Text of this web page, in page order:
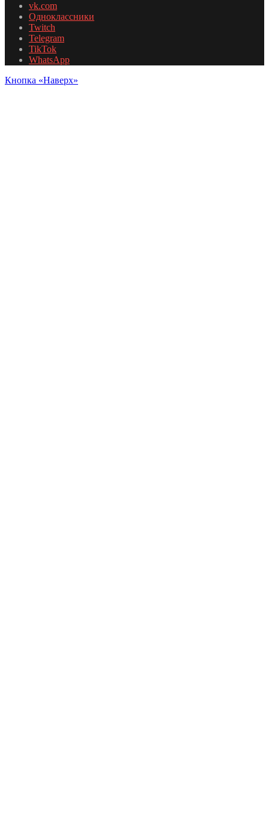
vk.com
Одноклассники
Twitch
Telegram
TikTok
WhatsApp
Кнопка «Наверх»